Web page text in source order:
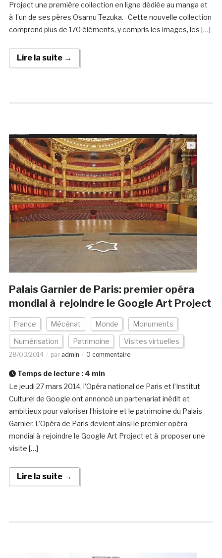
Project une première collection en ligne dédiée au manga et
à l’un de ses pères Osamu Tezuka. Cette nouvelle collection
comprend plus de 170 éléments, y compris les images, les […]
Lire la suite →
Palais Garnier de Paris: premier opéra
mondial à rejoindre le Google Art Project
France Mécénat Monde Monuments
Numérisation Patrimoine Visites virtuelles
28/03/2014 par admin 0 commentaire
Temps de lecture : 4 min
Le jeudi 27 mars 2014, l’Opéra national de Paris et l’Institut
Culturel de Google ont annoncé un partenariat inédit et
ambitieux pour valoriser l’histoire et le patrimoine du Palais
Garnier. L’Opéra de Paris devient ainsi le premier opéra
mondial à rejoindre le Google Art Project et à proposer une
visite […]
Lire la suite →